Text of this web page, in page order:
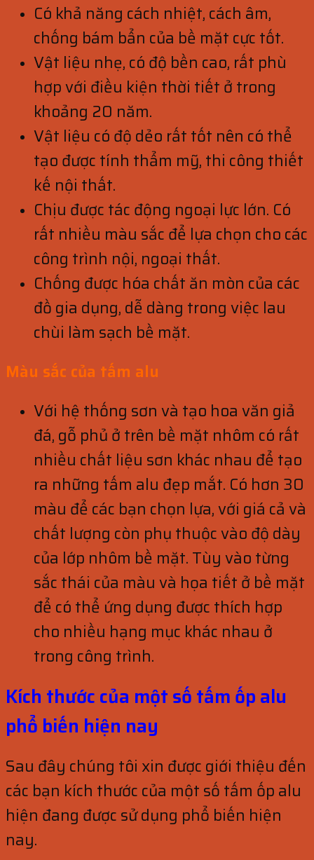
Có khả năng cách nhiệt, cách âm,
chống bám bẩn của bề mặt cực tốt.
Vật liệu nhẹ, có độ bền cao, rất phù
hợp với điều kiện thời tiết ở trong
khoảng 20 năm.
Vật liệu có độ dẻo rất tốt nên có thể
tạo được tính thẩm mỹ, thi công thiết
kế nội thất.
Chịu được tác động ngoại lực lớn. Có
rất nhiều màu sắc để lựa chọn cho các
công trình nội, ngoại thất.
Chống được hóa chất ăn mòn của các
đồ gia dụng, dễ dàng trong việc lau
chùi làm sạch bề mặt.
Màu sắc của tấm alu
Với hệ thống sơn và tạo hoa văn giả
đá, gỗ phủ ở trên bề mặt nhôm có rất
nhiều chất liệu sơn khác nhau để tạo
ra những tấm alu đẹp mắt. Có hơn 30
màu để các bạn chọn lựa, với giá cả và
chất lượng còn phụ thuộc vào độ dày
của lớp nhôm bề mặt. Tùy vào từng
sắc thái của màu và họa tiết ở bề mặt
để có thể ứng dụng được thích hợp
cho nhiều hạng mục khác nhau ở
trong công trình.
Kích thước của một số tấm ốp alu
phổ biến hiện nay
Sau đây chúng tôi xin được giới thiệu đến
các bạn kích thước của một số tấm ốp alu
hiện đang được sử dụng phổ biến hiện
nay.